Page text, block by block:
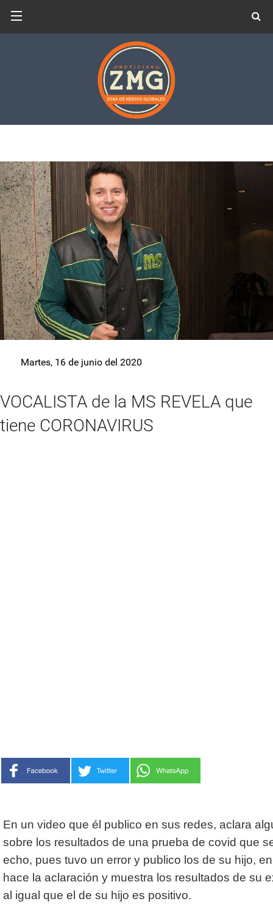
Martes, 16 de junio del 2020
VOCALISTA de la MS REVELA que
tiene CORONAVIRUS
En un video que él publico en sus redes, aclara
sobre los resultados de una prueba de covid que
echo, pues tuvo un error y publico los de su hijo,
hace la aclaración y muestra los resultados de su
al igual que el de su hijo es positivo.